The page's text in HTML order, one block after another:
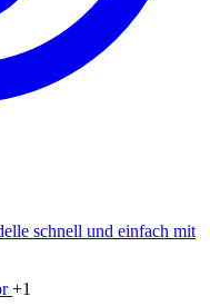
schnell und einfach mit
+1